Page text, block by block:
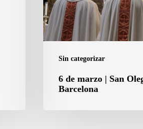
Sin categorizar
obispo
de
Barcelona
6 de marzo | San
Barcelona